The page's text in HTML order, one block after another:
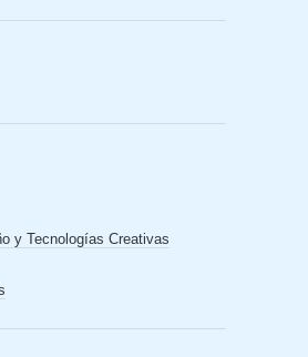
y Tecnologías Creativas